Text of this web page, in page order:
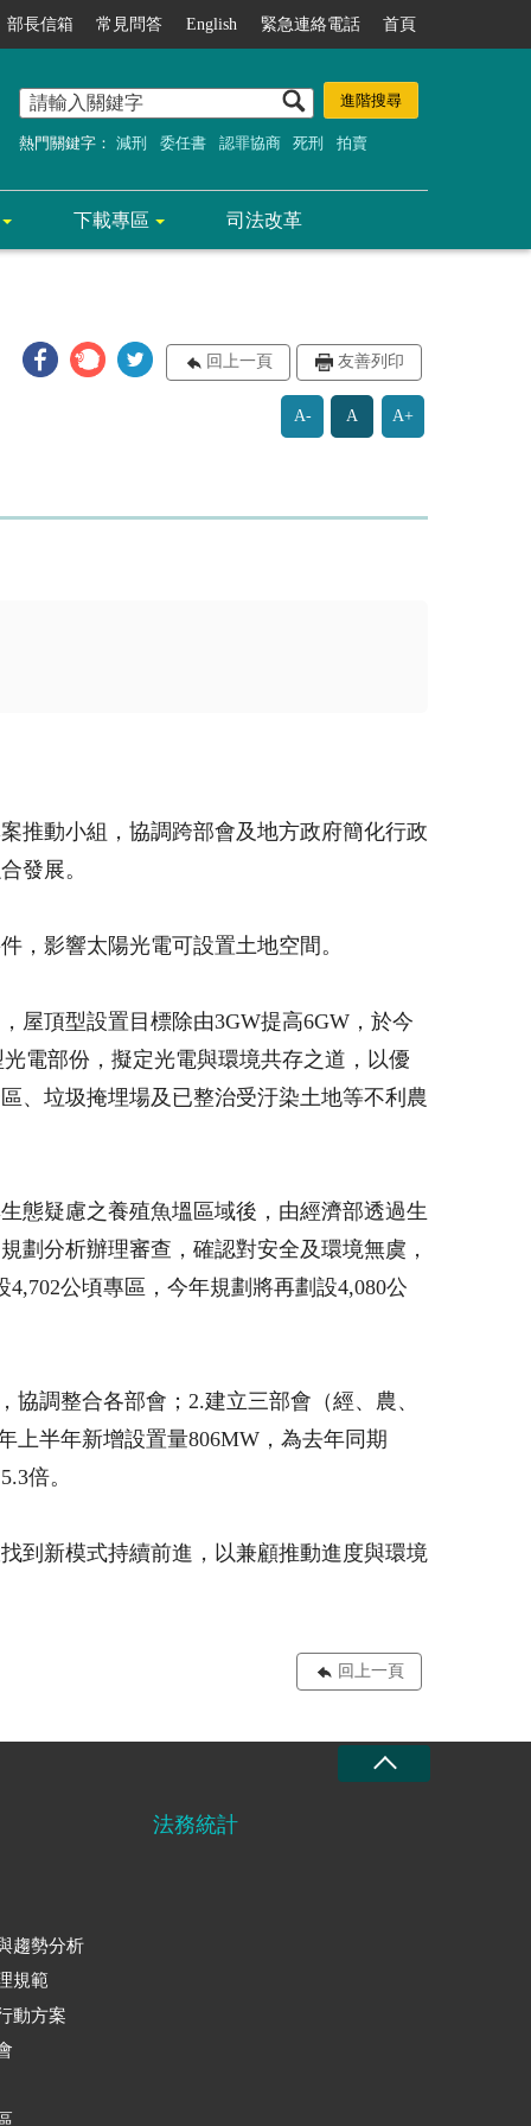
部長信箱 常見問答 English 緊急連絡電話 首頁
熱門關鍵字： 減刑 委任書 認罪協商 死刑 拍賣
下載專區 司法改革
回上一頁 友善列印
A- A A+
推動小組，協調跨部會及地方政府簡化行政
發展。
，影響太陽光電可設置土地空間。
屋頂型設置目標除由3GW提高6GW，於今
電部份，擬定光電與環境共存之道，以優
、垃圾掩埋場及已整治受汙染土地等不利農
態疑慮之養殖魚塭區域後，由經濟部透過生
劃分析辦理審查，確認對安全及環境無虞，
公頃專區，今年規劃將再劃設4,080公
調整合各部會；2.建立三部會（經、農、
上半年新增設置量806MW，為去年同期
倍。
到新模式持續前進，以兼顧推動進度與環境
回上一頁
趨勢分析
規範
動方案
法務統計